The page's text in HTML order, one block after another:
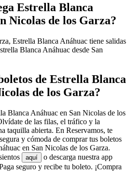
Estrella Blanca
Nicolas de los Garza?
Estrella Blanca Anáhuac tiene salidas
Blanca Anáhuac desde San
de Estrella Blanca
de los Garza?
Blanca Anáhuac en San Nicolas de los
de las filas, el tráfico y la
taquilla abierta. En Reservamos, te
y cómoda de comprar tus boletos
en San Nicolas de los Garza.
aquí
o descarga nuestra app
seguro y recibe tu boleto. ¡Compra